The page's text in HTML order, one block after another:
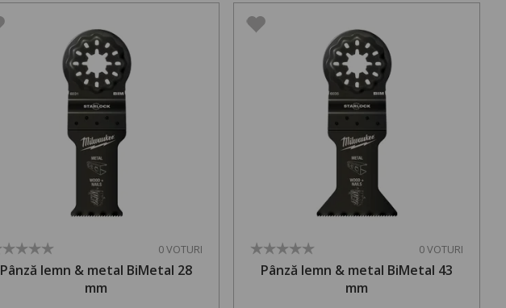
0 VOTURI
Pânză lemn & metal BiMetal 28
mm
0 VOTURI
Pânză lemn & metal BiMetal 43
mm